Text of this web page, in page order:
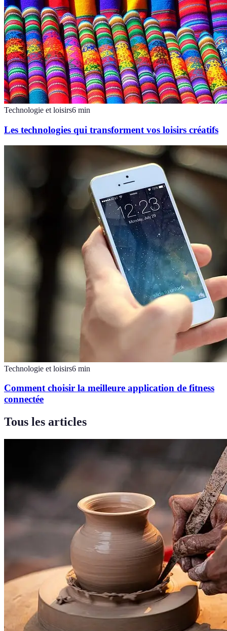
Technologie et loisirs6 min
Les technologies qui transforment vos loisirs créatifs
Technologie et loisirs6 min
Comment choisir la meilleure application de fitness
connectée
Tous les articles